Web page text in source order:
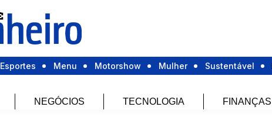
Esportes Menu Motorshow Mulher Sustentável
NEGÓCIOS TECNOLOGIA FINANÇAS